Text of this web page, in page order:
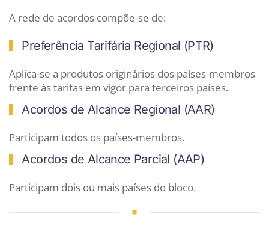
A rede de acordos compõe-se de:
Preferência Tarifária Regional (PTR)
Aplica-se a produtos originários dos países-membros
frente às tarifas em vigor para terceiros países.
Acordos de Alcance Regional (AAR)
Participam todos os países-membros.
Acordos de Alcance Parcial (AAP)
Participam dois ou mais países do bloco.